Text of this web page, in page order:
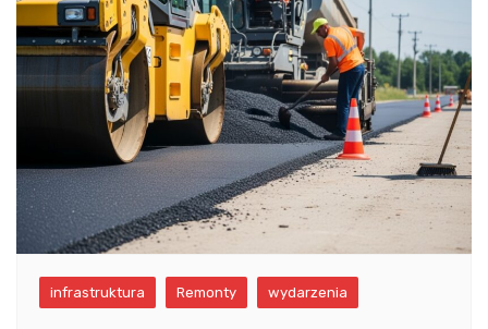
infrastruktura Remonty wydarzenia